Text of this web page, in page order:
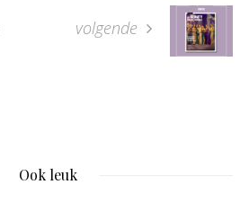
volgende
Ook leuk